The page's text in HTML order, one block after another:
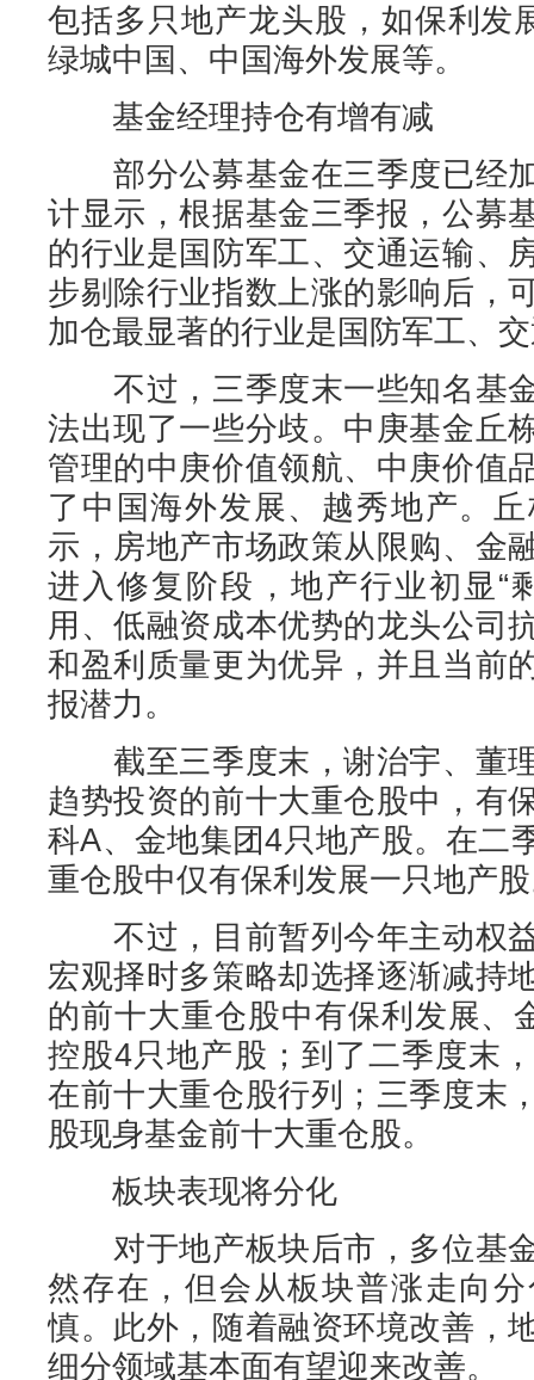
包括多只地产龙头股，如保利发
绿城中国、中国海外发展等。
基金经理持仓有增有减
部分公募基金在三季度已经
计显示，根据基金三季报，公募
的行业是国防军工、交通运输、
步剔除行业指数上涨的影响后，
加仓最显著的行业是国防军工、
不过，三季度末一些知名基
法出现了一些分歧。中庚基金丘
管理的中庚价值领航、中庚价值
了中国海外发展、越秀地产。
示，房地产市场政策从限购、金
进入修复阶段，地产行业初显“
用、低融资成本优势的龙头公司
和盈利质量更为优异，并且当前
报潜力。
截至三季度末，谢治宇、董
趋势投资的前十大重仓股中，有
科A、金地集团4只地产股。在二
重仓股中仅有保利发展一只地产
不过，目前暂列今年主动权
宏观择时多策略却选择逐渐减持
的前十大重仓股中有保利发展、
控股4只地产股；到了二季度末
在前十大重仓股行列；三季度末
股现身基金前十大重仓股。
板块表现将分化
对于地产板块后市，多位基
然存在，但会从板块普涨走向
慎。此外，随着融资环境改善，
细分领域基本面有望迎来改善。